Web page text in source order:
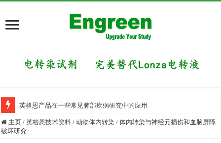
英格恩产品在一些常见肺部疾病研究中的应用
主页 / 英格恩技术资料 / 动物体内转染 / 体内转染与神经元损伤和血脑屏障
破坏研究